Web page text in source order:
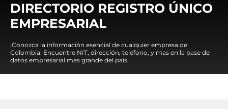
DIRECTORIO REGISTRO ÚNICO
EMPRESARIAL
¡Conozca la información esencial de cualquier empresa de
Colombia! Encuentre NIT, dirección, teléfono, y mas en la base de
datos empresarial mas grande del país.